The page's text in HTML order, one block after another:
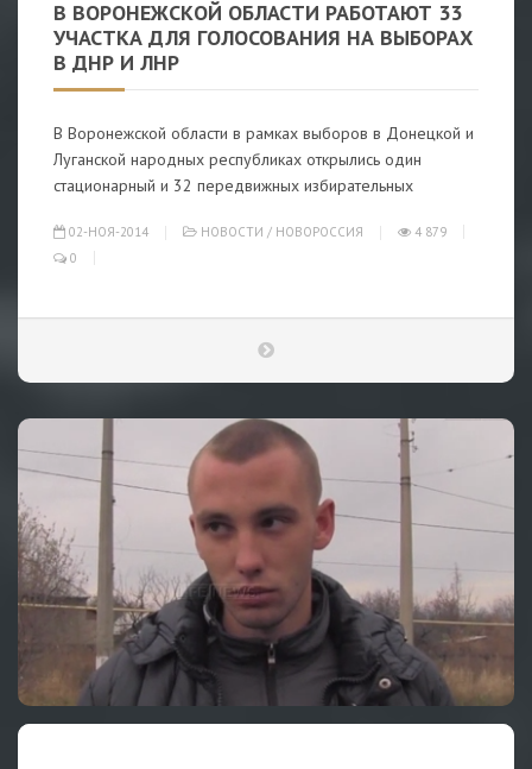
В ВОРОНЕЖСКОЙ ОБЛАСТИ РАБОТАЮТ 33
УЧАСТКА ДЛЯ ГОЛОСОВАНИЯ НА ВЫБОРАХ
В ДНР И ЛНР
В Воронежской области в рамках выборов в Донецкой и
Луганской народных республиках открылись один
стационарный и 32 передвижных избирательных
02-НОЯ-2014 НОВОСТИ / НОВОРОССИЯ
4 879
0